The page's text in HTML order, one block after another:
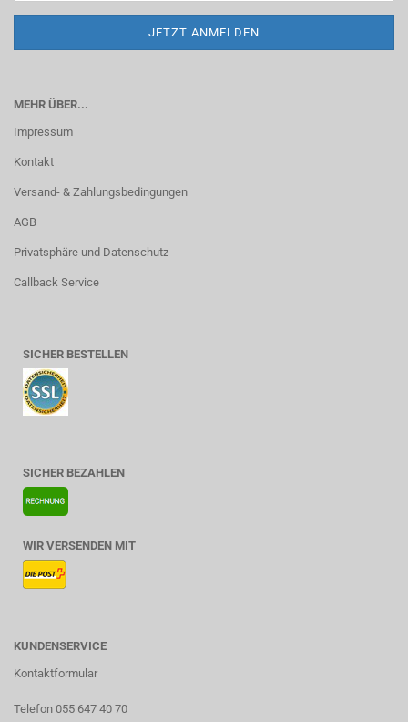
MEHR ÜBER...
Impressum
Kontakt
Versand- & Zahlungsbedingungen
AGB
Privatsphäre und Datenschutz
Callback Service
SICHER BESTELLEN
SICHER BEZAHLEN
WIR VERSENDEN MIT
KUNDENSERVICE
Kontaktformular
Telefon 055 647 40 70